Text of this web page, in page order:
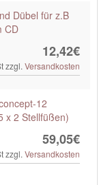
Dübel für z.B
CD
12,42€
zzgl. Versandkosten
12
x 2 Stellfüßen)
59,05€
zzgl. Versandkosten